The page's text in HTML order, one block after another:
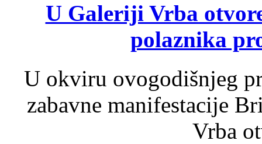
U Galeriji Vrba
polaznika
U okviru ovogodišnjeg
zabavne manifestacije
Vrba